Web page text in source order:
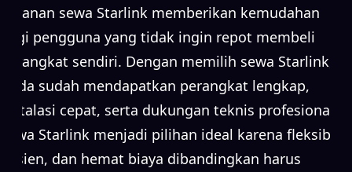
Layanan sewa Starlink memberikan kemudahan
bagi pengguna yang tidak ingin repot membeli
perangkat sendiri. Dengan memilih sewa Starlink,
Anda sudah mendapatkan perangkat lengkap,
instalasi cepat, serta dukungan teknis profesional.
Sewa Starlink menjadi pilihan ideal karena fleksibel,
efisien, dan hemat biaya dibandingkan harus